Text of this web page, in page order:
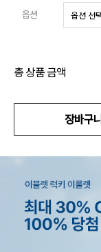
옵션
총 상품 금액
장바구